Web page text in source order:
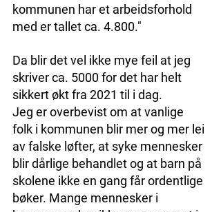
kommunen har et arbeidsforhold
med er tallet ca. 4.800."
Da blir det vel ikke mye feil at jeg
skriver ca. 5000 for det har helt
sikkert økt fra 2021 til i dag.
Jeg er overbevist om at vanlige
folk i kommunen blir mer og mer lei
av falske løfter, at syke mennesker
blir dårlige behandlet og at barn på
skolene ikke en gang får ordentlige
bøker. Mange mennesker i